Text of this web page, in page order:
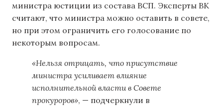
министра юстиции из состава ВСП. Эксперты ВК
считают, что министра можно оставить в совете,
но при этом ограничить его голосование по
некоторым вопросам.
«Нельзя отрицать, что присутствие
министра усиливает влияние
исполнительной власти в Совете
прокуроров», — подчеркнули в